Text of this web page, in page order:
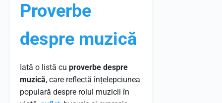
Proverbe
despre muzică
Iată o listă cu proverbe despre
muzică, care reflectă înțelepciunea
populară despre rolul muzicii în